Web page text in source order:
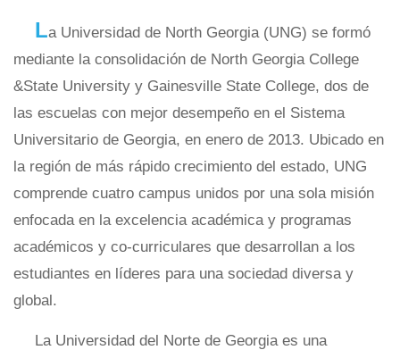
La Universidad de North Georgia (UNG) se formó
mediante la consolidación de North Georgia College
&State University y Gainesville State College, dos de
las escuelas con mejor desempeño en el Sistema
Universitario de Georgia, en enero de 2013. Ubicado en
la región de más rápido crecimiento del estado, UNG
comprende cuatro campus unidos por una sola misión
enfocada en la excelencia académica y programas
académicos y co-curriculares que desarrollan a los
estudiantes en líderes para una sociedad diversa y
global.
La Universidad del Norte de Georgia es una